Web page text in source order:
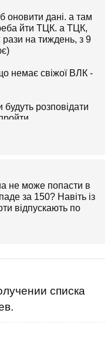
оновити дані. а там
йти ТЦК. а ТЦК,
на тиждень, з 9
немає свіжої ВЛК -
будуть розповідати
не може попасти в
за 150? Навіть із
відпускають по
списка